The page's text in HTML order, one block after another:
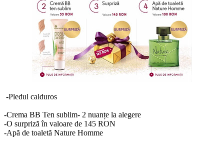
-Pledul calduros
-Crema BB Ten sublim- 2 nuanțe la alegere
-O surpriză în valoare de 145 RON
-Apă de toaletă Nature Homme